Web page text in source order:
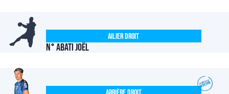
N° ABATI Joël
Ailier Droit